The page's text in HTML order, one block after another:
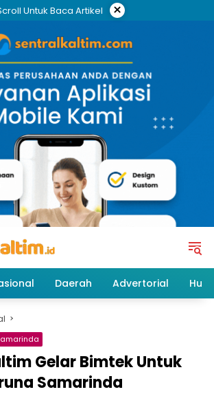
Untuk Baca Artikel ×
Daerah Advertorial
Gelar Bimtek Untuk
Samarinda